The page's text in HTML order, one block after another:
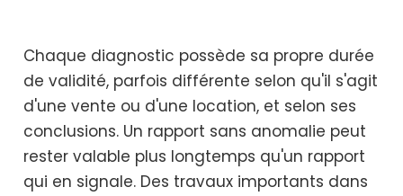
Chaque diagnostic possède sa propre durée
de validité, parfois différente selon qu'il s'agit
d'une vente ou d'une location, et selon ses
conclusions. Un rapport sans anomalie peut
rester valable plus longtemps qu'un rapport
qui en signale. Des travaux importants dans